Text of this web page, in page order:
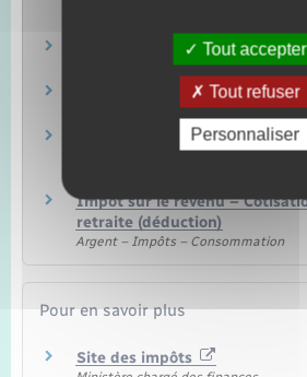
Livrets, plans et comptes
Argent – Impôts – Consommation
Argent – Impôts – Consommation
Épargne salariale,
Impôt sur le revenu –
retraite (déduction)
Argent – Impôts – Consommation
Pour en savoir plus
Site des impôts
Tout accepter
Tout refuser
Personnaliser